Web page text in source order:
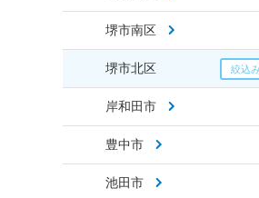
堺市南区
堺市北区
岸和田市
豊中市
池田市